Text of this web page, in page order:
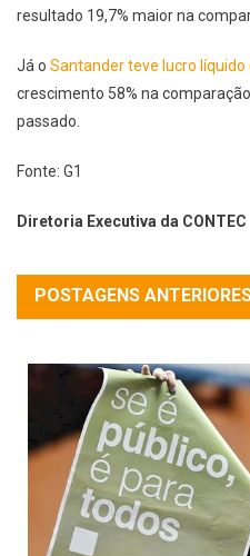
resultado 19,7% maior na
Já o Santander teve lucro líquido
crescimento 58% na
passado.
Fonte: G1
Diretoria Executiva da CONTEC
POSTAGENS